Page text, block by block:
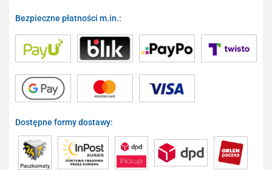
Bezpieczne płatności m.in.:
Dostępne formy dostawy: